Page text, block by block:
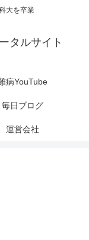
大を卒業
タルサイト
病YouTube
毎日ブログ
運営会社